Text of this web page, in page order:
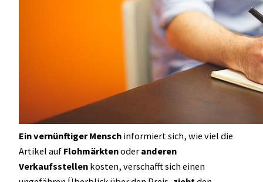
Ein vernünftiger Mensch informiert sich, wie viel die
Artikel auf Flohmärktenoder anderen
Verkaufsstellen kosten, verschafft sich einen